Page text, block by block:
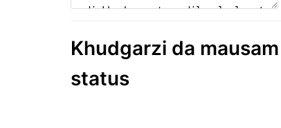
Khudgarzi da
status